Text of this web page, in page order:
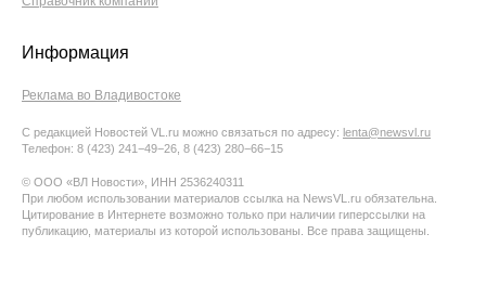
Информация
Реклама во Владивостоке
С редакцией Новостей VL.ru можно связаться по адресу: lenta@newsvl.ru
Телефон: 8 (423) 241−49−26, 8 (423) 280−66−15
© ООО «ВЛ Новости», ИНН 2536240311
При любом использовании материалов ссылка на NewsVL.ru обязательна.
Цитирование в Интернете возможно только при наличии гиперссылки на
публикацию, материалы из которой использованы. Все права защищены.